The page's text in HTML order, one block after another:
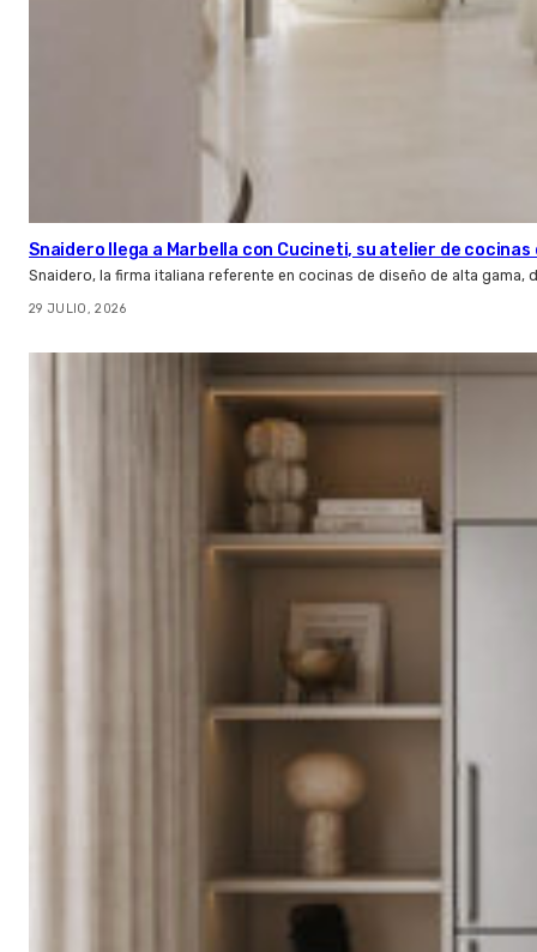
Snaidero llega a Marbella con Cucineti, su atelier de cocinas
Snaidero, la firma italiana referente en cocinas de diseño de alta gama,
29 JULIO, 2026